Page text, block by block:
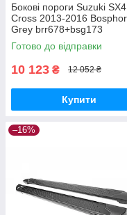
Бокові пороги Suzuki
Cross 2013-2016
Grey brr678+bsg173
Готово до відправки
10 123 ₴ 12 052 ₴
Купити
–16%